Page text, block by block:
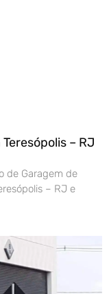
– RJ
de Garagem de
– RJ e